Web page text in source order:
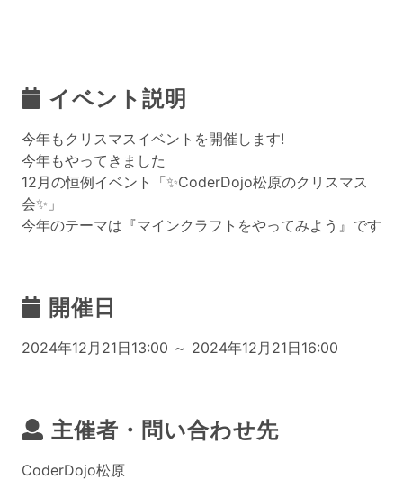
イベント説明
今年もクリスマスイベントを開催します!
今年もやってきました
12月の恒例イベント「✨CoderDojo松原のクリスマス
会✨」
今年のテーマは『マインクラフトをやってみよう』です
開催日
2024年12月21日13:00 ～ 2024年12月21日16:00
主催者・問い合わせ先
CoderDojo松原